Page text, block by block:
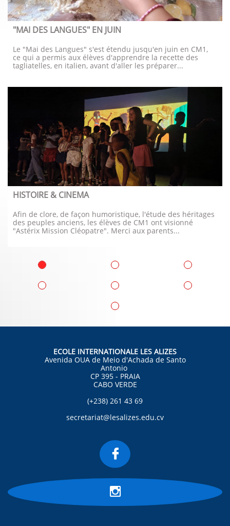
"MAI DES LANGUES" EN JUIN
Le "Mai des Langues" s'est étendu jusqu'en juin en CM1,
ce qui a permis aux élèves d'apprendre la recette des
tagliatelles, en italien, avant d'aller les préparer...
HISTOIRE & CINEMA
Afin de clore, de façon humoristique, l'étude des héritages
des peuples anciens, les élèves de CM1 ont visionné
"Astérix Mission Cléopatre". Merci aux parents...
ECOLE INTERNATIONALE LES ALIZES
Avenida OUA de Meio d'Achada de Santo
Antonio
CP 395 - PRAIA
CABO VERDE
(+238) 261 43 69
secretariat@lesalizes.edu.cv

